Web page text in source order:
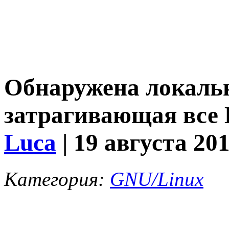
Обнаружена
затрагивающая все
Luca | 19 августа
Категория: GNU/Linux